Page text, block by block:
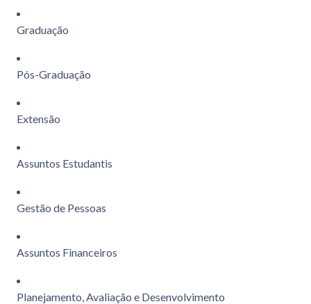
Graduação
Pós-Graduação
Extensão
Assuntos Estudantis
Gestão de Pessoas
Assuntos Financeiros
Planejamento, Avaliação e Desenvolvimento